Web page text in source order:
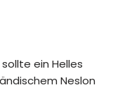
sollte ein Helles
Neslon